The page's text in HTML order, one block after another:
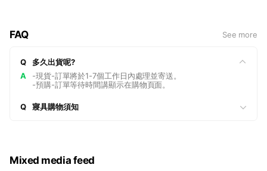
FAQ See more
Q
多久出貨呢?
A
-現貨-訂單將於1-7個工作日內處理並寄送。
-預購-訂單等待時間講顯示在購物頁面。
Q 寢具購物須知
Mixed media feed